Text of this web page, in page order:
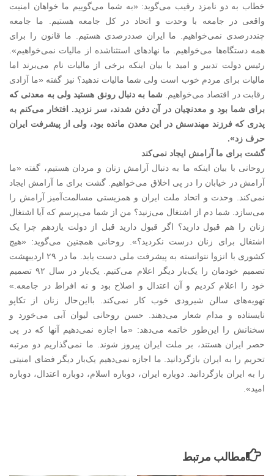
خطاب به دو نامزد رقیب می‌گوید: «به شما می‌گوییم ما خواهان امنیت
واقعی در جامعه با وحدت و اتحاد در کل جامعه هستیم. ما جامعه
چنددرصدی نمی‌خواهیم. ما ایران صددرصدی هستیم. ما قانون را برای
همه دستگاه‌ها می‌خواهیم. ما نهادهای استثناشده از مالیات نمی‌خواهیم».
رئیس دولت تدبیر و امید با بیان اینکه برخی از مالیات نام می‌برند اما
مالیات برای مردم خوب است ولی شما مالیات ندهید؟ نیز گفته «ما آزادی
رقابت در اقتصاد می‌خواهیم. شما به دنبال رونق هستید ولی به معدنی که
برای شما بود و معدنچیان در آن دفن شدند، سر نزدید. افتخار می‌کنم به
پدری که فرزند مهندسش در این معدن مانده بود، ولی از پیشرفت ایران
حرف زد».
گشت برای ما آرامش ایجاد نمی‌کند
روحانی با بیان اینکه ما به دنبال آرامش زنان و مردان هستیم، گفته «ما
آرامش در خیابان را در پی اخلاق می‌خواهیم. گشت برای ما آرامش ایجاد
نمی‌کند. وحدت و اتحاد ملت ایران و همزیستی مسالمت‌آمیز آرامش را
می‌سازد. شما دم از اشتغال می‌زنید؟ من از شما می‌پرسم که آیا اشتغال
زنان را هم قبول دارید؟ اگر قبول دارید قبل از دولت یازدهم چرا یک
اشتغال برای زنان درست نکردید؟». روحانی همچنین می‌گوید: «هیچ
کشوری با انزوا نتوانسته به پیشرفت ملی دست یابد. ما در ۲۹ اردیبهشت
تصمیم خودمان را یک‌بار دیگر اعلام می‌کنیم. یک‌بار در سال ۹۲ تصمیم
خود را اعلام کردیم و آن اعتدال و اصلاح بود و نه افراط در جامعه.»
تهویه‌های سالن شیرودی خوب کار نمی‌کند. بااین‌حال زنان از تکاپو
نایستاده و مدام شعار می‌دهند. حسن روحانی لیوان آبی می‌خورد و
سخنانش را این‌طور خاتمه می‌دهد: «ما اجازه نمی‌دهیم آنها که در پی
حصر ایران هستند، بر ملت ایران پیروز شوند. ما نمی‌گذاریم دو مرتبه
تحریم را به ایران بازگردانید. ما اجازه نمی‌دهیم یک‌بار دیگر فضای امنیتی
را به ایران بازگردانید. دوباره ایران، دوباره اسلام، دوباره اعتدال، دوباره
امید».
مطالب مرتبط